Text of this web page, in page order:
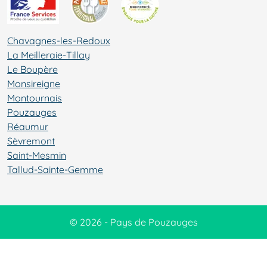
Chavagnes-les-Redoux
La Meilleraie-Tillay
Le Boupère
Monsireigne
Montournais
Pouzauges
Réaumur
Sèvremont
Saint-Mesmin
Tallud-Sainte-Gemme
© 2026 - Pays de Pouzauges